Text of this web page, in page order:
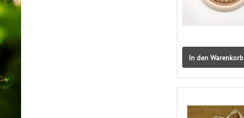
In den Warenkorb